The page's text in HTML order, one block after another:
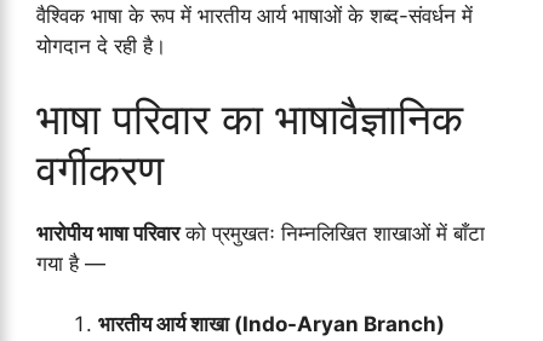
वैश्विक भाषा के रूप में भारतीय आर्य भाषाओं के शब्द-संवर्धन में
योगदान दे रही है।
भाषा परिवार का भाषावैज्ञानिक
वर्गीकरण
भारोपीय भाषा परिवारको प्रमुखतः निम्नलिखित शाखाओं में बाँटा
गया है —
भारतीय आर्य शाखा (Indo-Aryan Branch)